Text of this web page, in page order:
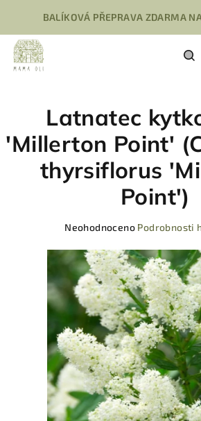
obsah
BALÍKOVÁ PŘEPRAVA ZDARMA
Latnatec
'Millerton Point'
thyrsiflorus
Point')
Průměrné
produktu
je
0,0
5
hvězdiček.
Neohodnoceno Podrobnosti